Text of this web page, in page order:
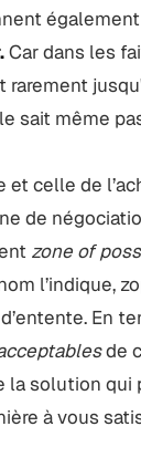
Car dans les
sait même
et celle de
de
zone of
l’indique,
En
de
la solution qui
à vous